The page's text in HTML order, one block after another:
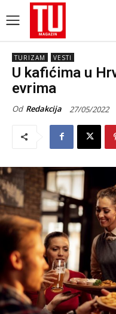
TURIZAM VESTI
U kafićima u
evrima
Od Redakcija 27/05/2022